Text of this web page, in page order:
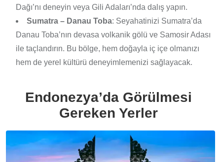
Dağı’nı deneyin veya Gili Adaları’nda dalış yapın.
Sumatra – Danau Toba: Seyahatinizi Sumatra’da
Danau Toba’nın devasa volkanik gölü ve Samosir Adası
ile taçlandırın. Bu bölge, hem doğayla iç içe olmanızı
hem de yerel kültürü deneyimlemenizi sağlayacak.
Endonezya’da Görülmesi
Gereken Yerler